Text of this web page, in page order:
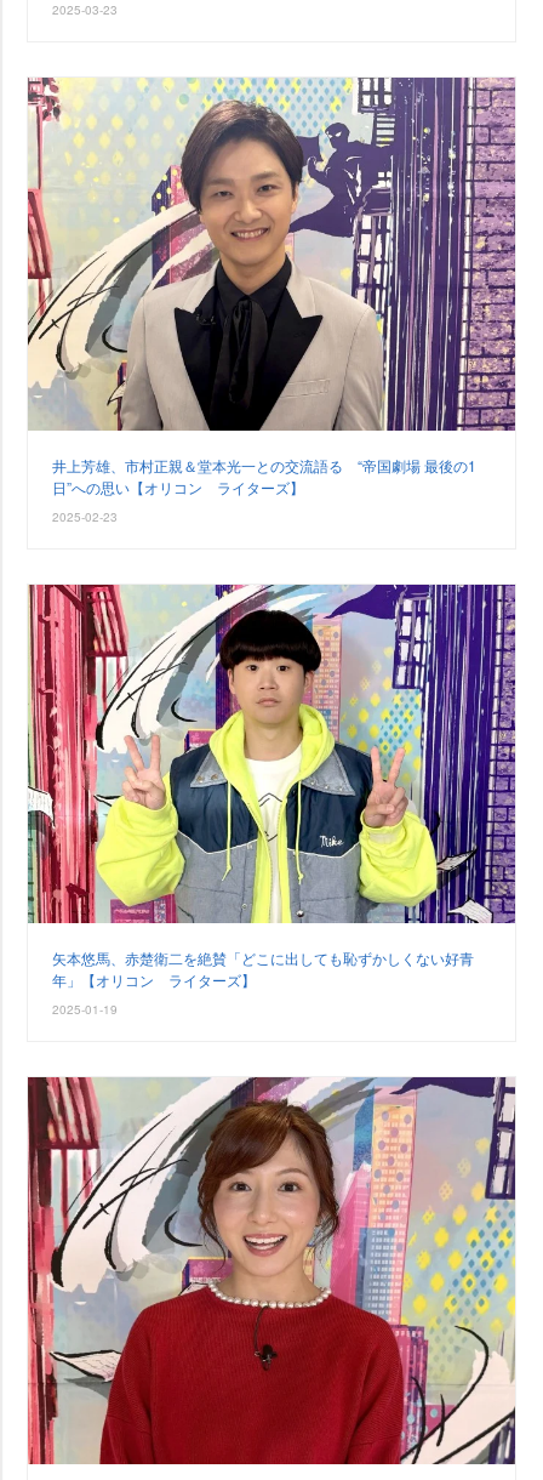
2025-03-23
井上芳雄、市村正親＆堂本光一との交流語る “帝国劇場 最後の1
日”への思い【オリコン ライターズ】
2025-02-23
矢本悠馬、赤楚衛二を絶賛「どこに出しても恥ずかしくない好青
年」【オリコン ライターズ】
2025-01-19